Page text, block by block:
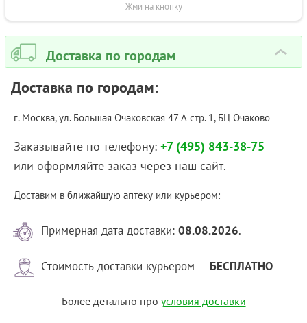
Жми на кнопку
Доставка по городам ›
Доставка по городам:
г. Москва, ул. Большая Очаковская 47 А стр. 1, БЦ Очаково
Заказывайте по телефону: +7 (495) 843-38-75
или оформляйте заказ через наш сайт.
Доставим в ближайшую аптеку или курьером:
Примерная дата доставки: 08.08.2026.
Стоимость доставки курьером — БЕСПЛАТНО
Более детально про условия доставки